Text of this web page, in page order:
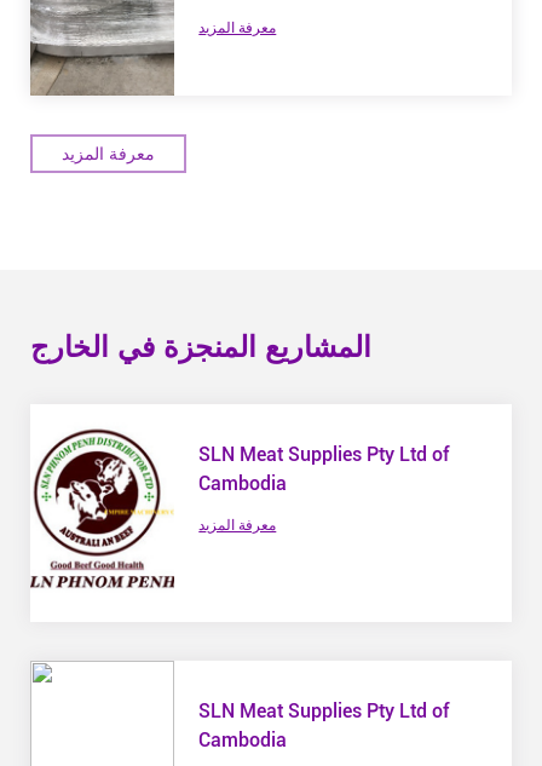
معرفة المزيد
معرفة المزيد
المشاريع المنجزة في الخارج
SLN Meat Supplies Pty Ltd of
Cambodia
معرفة المزيد
SLN Meat Supplies Pty Ltd of
Cambodia